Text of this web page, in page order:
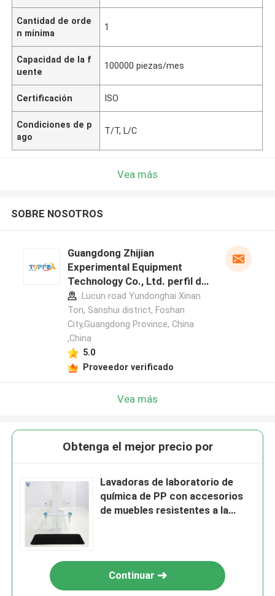
Cantidad de orde
n mínima
1
Capacidad de la f
uente
100000 piezas/mes
Certificación ISO
Condiciones de p
ago
T/T, L/C
Vea más
SOBRE NOSOTROS
Guangdong Zhijian
Experimental Equipment
Technology Co., Ltd. perfil del
fabricante
Lucun road Yundonghai Xinan
Ton, Sanshui district, Foshan
City,Guangdong Province, China
,China
5.0
Proveedor verificado
Vea más
Obtenga el mejor precio por
Lavadoras de laboratorio de
química de PP con accesorios
de muebles resistentes a la
Continuar